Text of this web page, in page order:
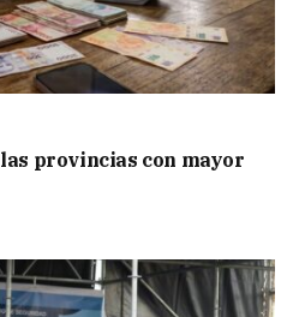
provincias con mayor